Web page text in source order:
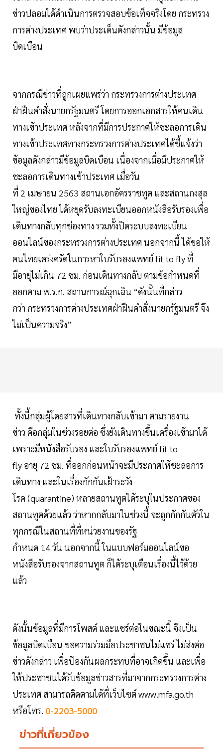
ข่าวปลอมได้ดำเนินการตรวจสอบข้อเท็จจริงโดย กระทรวง
การต่างประเทศ พบว่าประเด็นดังกล่าวนั้น มีข้อมูล
บิดเบือน
จากกรณีข่าวที่ถูกเผยแพร่ว่า กระทรวงการต่างประเทศ
ฝ่าฝืนคำสั่งนายกรัฐมนตรี โดยการออกเอกสารให้คนเดิน
ทางเข้าประเทศ หลังจากที่มีการประกาศให้ชะลอการเดิน
ทางเข้าประเทศทางกระทรวงการต่างประเทศได้ชี้แจ้งว่า
ข้อมูลดังกล่าวมีข้อมูลบิดเบือน เนื่องจากเมื่อมีประกาศให้
ชะลอการเดินทางเข้าประเทศ เมื่อวัน
ที่ 2 เมษายน 2563 สถานเอกอัครราชทูต และสถานกงสุล
ใหญ่ของไทย ได้หยุดรับลงทะเบียนออกหนังสือรับรองเพื่อ
เดินทางกลับทุกช่องทาง รวมทั้งปิดระบบลงทะเบียน
ออนไลน์ของกระทรวงการต่างประเทศ นอกจากนี้ ได้ขอให้
คนไทยเคร่งครัดในการหาใบรับรองแพทย์ fit to fly ที่
มีอายุไม่เกิน 72 ชม. ก่อนเดินทางกลับ ตามข้อกำหนดที่
ออกตาม พ.ร.ก. สถานการณ์ฉุกเฉิน “ดังนั้นที่กล่าว
กว่า กระทรวงการต่างประเทศฝ่าฝืนคำสั่งนายกรัฐมนตรี จึง
ไม่เป็นความจริง”
ทั้งนี้กลุ่มผู้โดยสารที่เดินทางกลับเข้ามา ตามรายงาน
ข่าว คือกลุ่มในช่วงรอยต่อ ซึ่งยังเดินทางขึ้นเครื่องเข้ามาได้
เพราะมีหนังสือรับรอง และใบรับรองแพทย์ fit to
fly อายุ 72 ชม. ที่ออกก่อนหน้าจะมีประกาศให้ชะลอการ
เดินทาง และในเรื่องกักกันเฝ้าระวัง
โรค (quarantine) หลายสถานทูตได้ระบุในประกาศของ
สถานทูตด้วยแล้ว ว่าหากกลับมาในช่วงนี้ จะถูกกักกันตัวใน
ทุกกรณีในสถานที่ที่หน่วยงานของรัฐ
กำหนด 14 วัน นอกจากนี้ ในแบบฟอร์มออนไลน์ขอ
หนังสือรับรองจากสถานทูต ก็ได้ระบุเตือนเรื่องนี้ไว้ด้วย
แล้ว
ดังนั้นข้อมูลที่มีการโพสต์ และแชร์ต่อในขณะนี้ จึงเป็น
ข้อมูลบิดเบือน ขอความร่วมมือประชาชนไม่แชร์ ไม่ส่งต่อ
ข่าวดังกล่าว เพื่อป้องกันผลกระทบที่อาจเกิดขึ้น และเพื่อ
ให้ประชาชนได้รับข้อมูลข่าวสารที่มาจากกระทรวงการต่าง
ประเทศ สามารถติดตามได้ที่เว็บไซต์ www.mfa.go.th
หรือโทร. 0-2203-5000
ข่าวที่เกี่ยวข้อง